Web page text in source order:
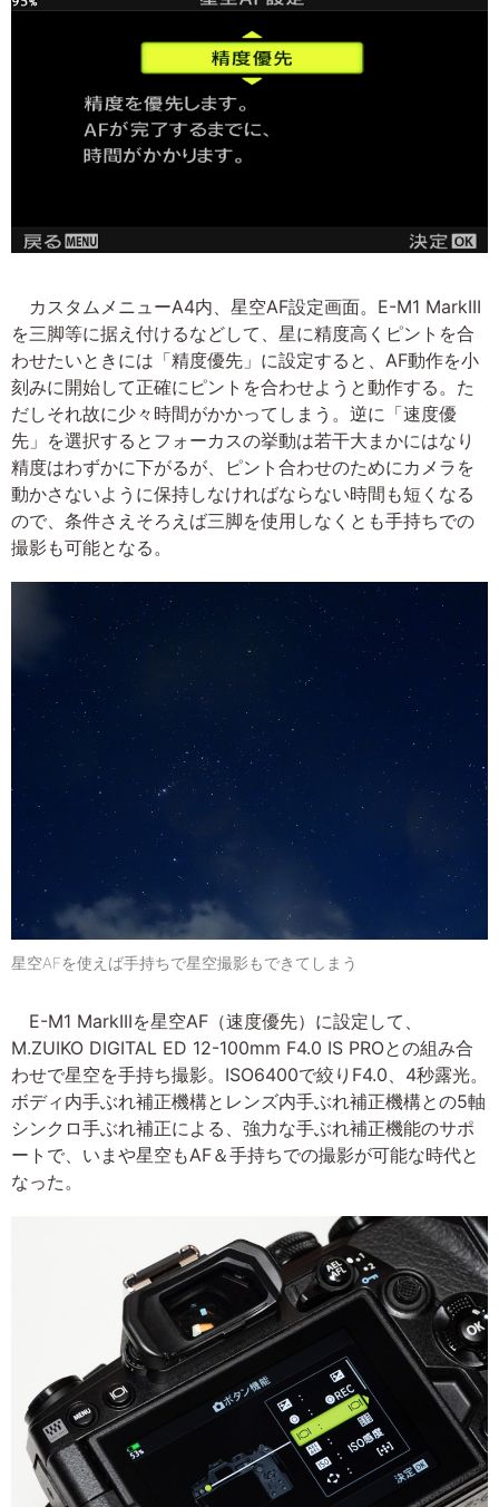
カスタムメニューA4内、星空AF設定画面。E-M1 MarkIII
を三脚等に据え付けるなどして、星に精度高くピントを合
わせたいときには「精度優先」に設定すると、AF動作を小
刻みに開始して正確にピントを合わせようと動作する。た
だしそれ故に少々時間がかかってしまう。逆に「速度優
先」を選択するとフォーカスの挙動は若干大まかにはなり
精度はわずかに下がるが、ピント合わせのためにカメラを
動かさないように保持しなければならない時間も短くなる
ので、条件さえそろえば三脚を使用しなくとも手持ちでの
撮影も可能となる。
星空AFを使えば手持ちで星空撮影もできてしまう
E-M1 MarkIIIを星空AF（速度優先）に設定して、
M.ZUIKO DIGITAL ED 12-100mm F4.0 IS PROとの組み合
わせで星空を手持ち撮影。ISO6400で絞りF4.0、4秒露光。
ボディ内手ぶれ補正機構とレンズ内手ぶれ補正機構との5軸
シンクロ手ぶれ補正による、強力な手ぶれ補正機能のサポ
ートで、いまや星空もAF＆手持ちでの撮影が可能な時代と
なった。